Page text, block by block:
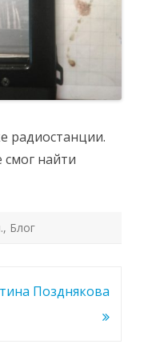
радиостанции.
смог найти
, Блог
Позднякова